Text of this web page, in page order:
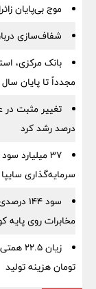
موج بی‌پایان
شفاف‌سازی
بانک مرکزی،
مجدداً تا پایان سال ۱۴۰۵ تمدید کرد
درصد رشد کرد
سرمایه‌گذاری سایپا
مخابرات روی پایه
تومان هزینه تولید